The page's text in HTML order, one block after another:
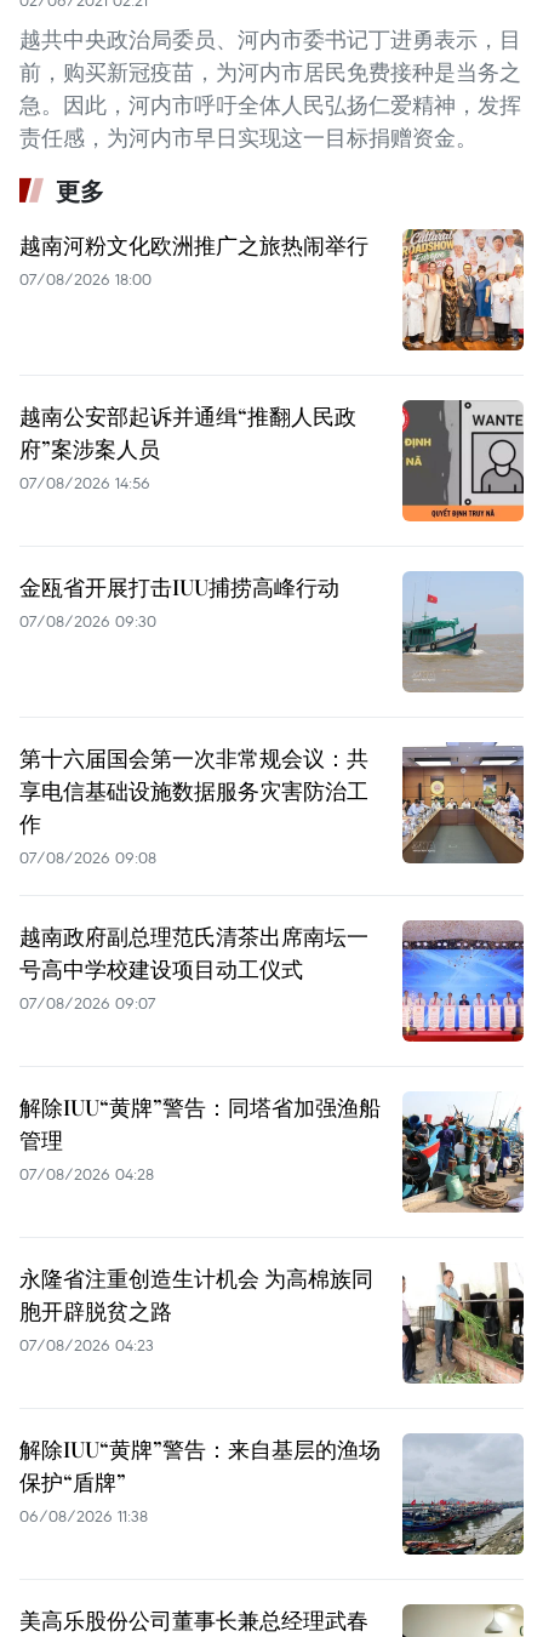
越共中央政治局委员、河内市委书记丁进勇表示，目
前，购买新冠疫苗，为河内市居民免费接种是当务之
急。因此，河内市呼吁全体人民弘扬仁爱精神，发挥
责任感，为河内市早日实现这一目标捐赠资金。
更多
越南河粉文化欧洲推广之旅热闹举行
07/08/2026 18:00
越南公安部起诉并通缉“推翻人民政
府”案涉案人员
07/08/2026 14:56
金瓯省开展打击IUU捕捞高峰行动
07/08/2026 09:30
第十六届国会第一次非常规会议：共
享电信基础设施数据服务灾害防治工
作
07/08/2026 09:08
越南政府副总理范氏清茶出席南坛一
号高中学校建设项目动工仪式
07/08/2026 09:07
解除IUU“黄牌”警告：同塔省加强渔船
管理
07/08/2026 04:28
永隆省注重创造生计机会 为高棉族同
胞开辟脱贫之路
07/08/2026 04:23
解除IUU“黄牌”警告：来自基层的渔场
保护“盾牌”
06/08/2026 11:38
美高乐股份公司董事长兼总经理武春